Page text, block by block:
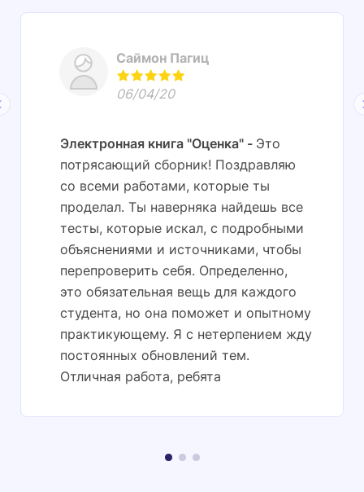
Саймон Пагиц
06/04/20
Электронная книга "Оценка"
Это
потрясающий сборник! Поздравляю
со всеми работами, которые ты
проделал. Ты наверняка найдешь все
тесты, которые искал, с подробными
объяснениями и источниками, чтобы
перепроверить себя. Определенно,
это обязательная вещь для каждого
студента, но она поможет и опытному
практикующему. Я с нетерпением жду
постоянных обновлений тем.
Отличная работа, ребята